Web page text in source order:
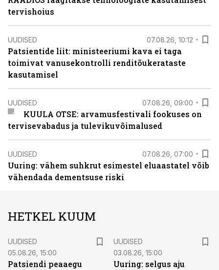
tervishoius
UUDISED 07.08.26, 10:12
Patsientide liit: ministeeriumi kava ei taga
toimivat vanusekontrolli renditõukerataste
kasutamisel
UUDISED 07.08.26, 09:00
KUULA OTSE: arvamusfestivali fookuses on
tervisevabadus ja tulevikuvõimalused
UUDISED 07.08.26, 07:00
Uuring: vähem suhkrut esimestel eluaastatel võib
vähendada dementsuse riski
HETKEL KUUM
UUDISED
05.08.26, 15:00
Patsiendi peaaegu
UUDISED
03.08.26, 15:00
Uuring: selgus aju